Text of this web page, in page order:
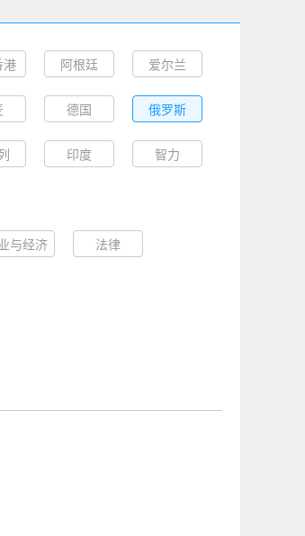
港 阿根廷 爱尔兰
德国 俄罗斯
印度 智力
与经济 法律